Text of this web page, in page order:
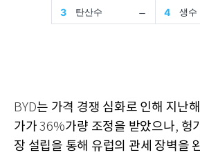
BYD는 가격 경쟁 심화로 인해 지난해
가가36%가량 조정을 받았으나, 헝
장 설립을 통해 유럽의 관세 장벽을